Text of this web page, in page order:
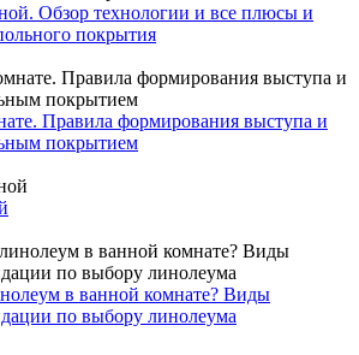
Обзор технологии и все плюсы и
покрытия
Правила формирования выступа и
покрытием
в ванной комнате? Виды
по выбору линолеума